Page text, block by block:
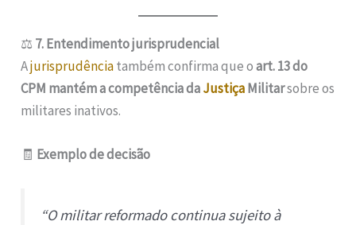
⚖️ 7. Entendimento jurisprudencial
Ajurisprudênciatambém confirma que oart. 13 do
CPM mantém a competência daJustiçaMilitarsobre os
militares inativos.
🧾 Exemplo de decisão
“O militar reformado continua sujeito à